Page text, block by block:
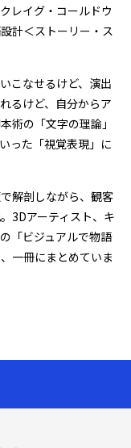
レイグ・コールドウ
計＜ストーリー・ス
こなせるけど、演出
るけど、自分からア
術の「文字の理論」
った「視覚表現」に
解剖しながら、観客
3Dアーティスト、キ
「ビジュアルで物語
一冊にまとめていま